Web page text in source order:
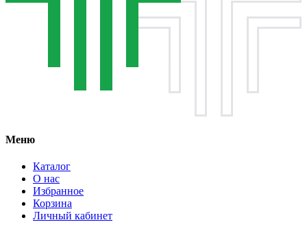
Меню
Каталог
О нас
Избранное
Корзина
Личный кабинет